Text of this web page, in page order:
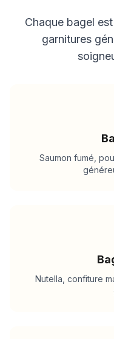
Chaque bagel
garnitures
Saumon fumé,
Nutella, confiture